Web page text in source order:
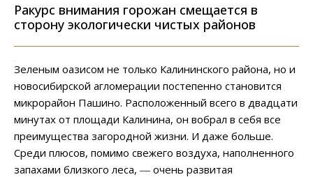
Ракурс внимания горожан смещается в
сторону экологически чистых районов
Зеленым оазисом не только Калининского района, но и
новосибирской агломерации постепенно становится
микрорайон Пашино. Расположенный всего в двадцати
минутах от площади Калинина, он вобрал в себя все
преимущества загородной жизни. И даже больше.
Среди плюсов, помимо свежего воздуха, наполненного
запахами близкого леса, ― очень развитая